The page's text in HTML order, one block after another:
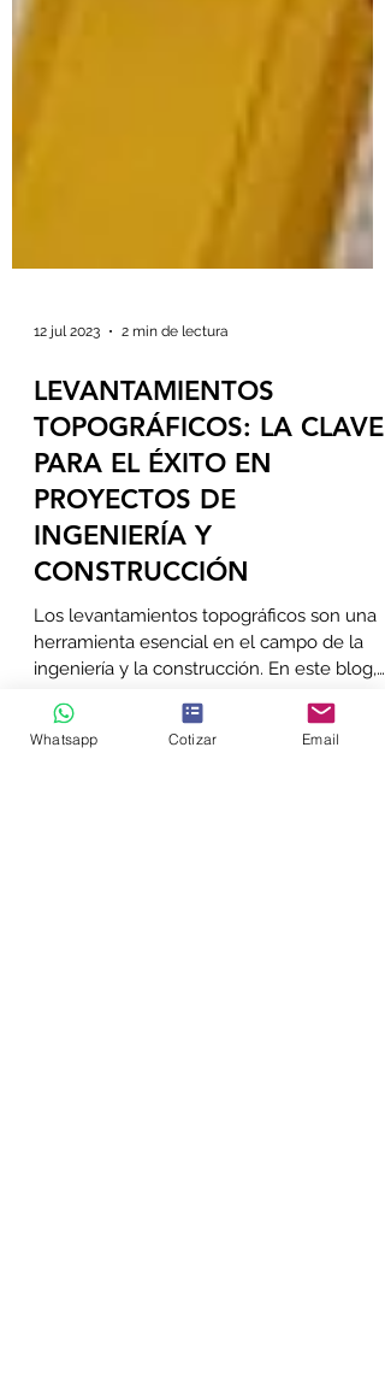
12 jul 2023 2 min de lectura
LEVANTAMIENTOS
TOPOGRÁFICOS: LA CLAVE
PROYECTOS DE
INGENIERÍA Y
CONSTRUCCIÓN
Los levantamientos topográficos son una
Whatsapp Cotizar Email